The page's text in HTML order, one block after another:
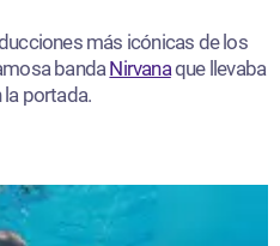
más icónicas de los
bandaNirvanaque llevaba
la portada.